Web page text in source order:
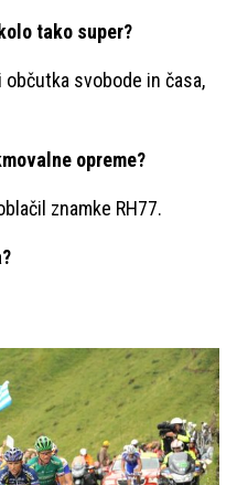
tako super?
svobode in časa,
opreme?
znamke RH77.